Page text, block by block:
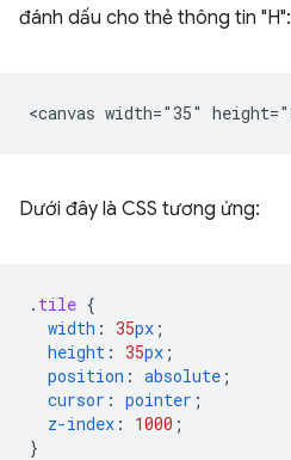
đánh dấu cho thẻ thông tin "H":
Dưới đây là CSS tương ứng:
. tile {
width : 35px ;
height : 35px ;
position : absolute ;
cursor : pointer ;
z-index : 1000 ;
}